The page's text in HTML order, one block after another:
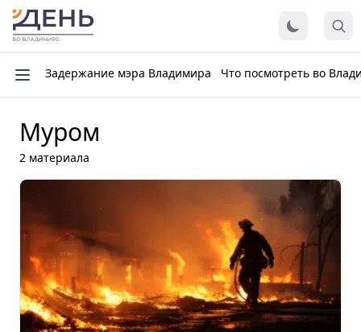
Задержание мэра Владимира Что посмотреть во
Муром
2 материала